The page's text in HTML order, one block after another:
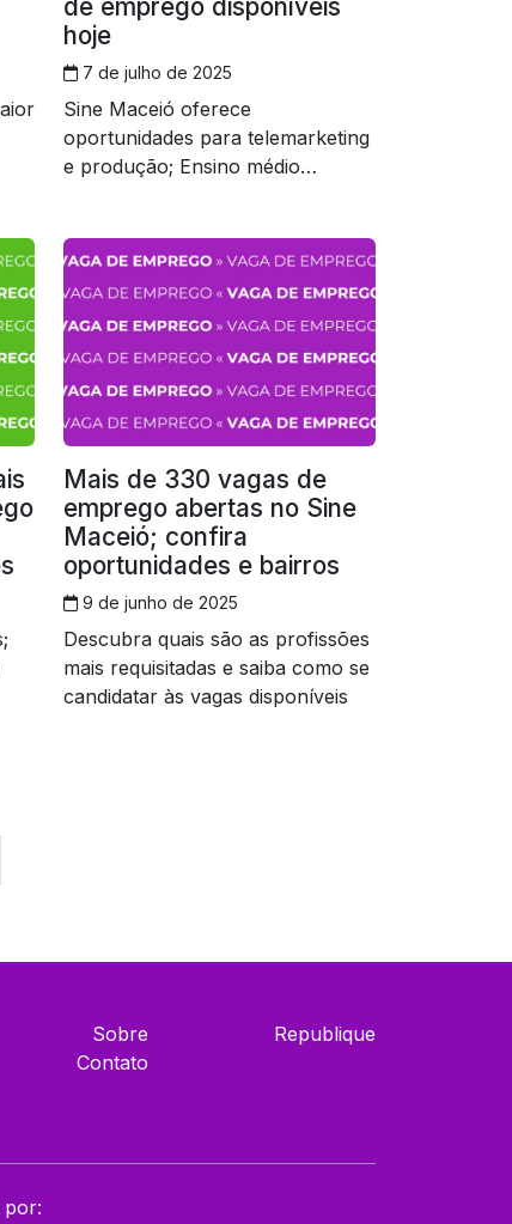
de emprego disponíveis
hoje
7 de julho de 2025
Sine Maceió oferece
oportunidades para telemarketing
e produção; Ensino médio
Mais de 330 vagas de
emprego abertas no Sine
Maceió; confira
oportunidades e bairros
9 de junho de 2025
Descubra quais são as profissões
mais requisitadas e saiba como se
candidatar às vagas disponíveis
Sobre
Contato
Republique
por: